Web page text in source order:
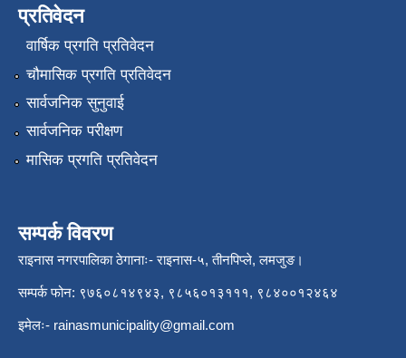
प्रतिवेदन
वार्षिक प्रगति प्रतिवेदन
चौमासिक प्रगति प्रतिवेदन
सार्वजनिक सुनुवाई
सार्वजनिक परीक्षण
मासिक प्रगति प्रतिवेदन
सम्पर्क विवरण
राइनास नगरपालिका ठेगानाः- राइनास-५, तीनपिप्ले, लमजुङ।
सम्पर्क फोन: ९७६०८१४९४३, ९८५६०१३१११, ९८४००१२४६४
इमेलः- rainasmunicipality@gmail.com